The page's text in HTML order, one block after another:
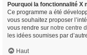
Pourquoi la fonctionnalité X
Ce programme a été
vous souhaitez proposer
vous rendre sur notre centre
les idées soumises par
Haut